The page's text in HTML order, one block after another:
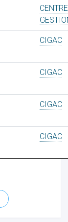
CIGAC
CIGAC
CIGAC
CIGAC